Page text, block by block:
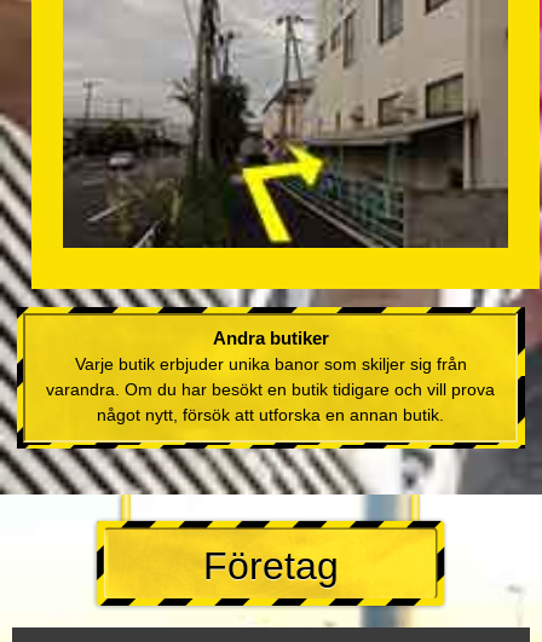
Andra butiker
Varje butik erbjuder unika banor som skiljer sig från
varandra. Om du har besökt en butik tidigare och vill prova
något nytt, försök att utforska en annan butik.
Företag